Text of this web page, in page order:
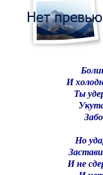
И
Ты
Но
И не